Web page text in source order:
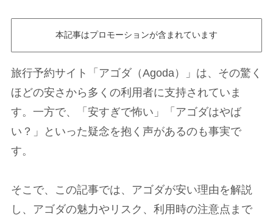
本記事はプロモーションが含まれています
旅行予約サイト「アゴダ（Agoda）」は、その驚く
ほどの安さから多くの利用者に支持されていま
す。一方で、「安すぎで怖い」「アゴダはやば
い？」といった疑念を抱く声があるのも事実で
す。
そこで、この記事では、アゴダが安い理由を解説
し、アゴダの魅力やリスク、利用時の注意点まで